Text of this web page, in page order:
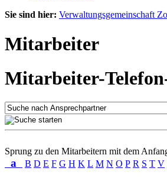
Sie sind hier: Verwaltungsgemeinschaft
Mitarbeiter
Mitarbeiter-
Sprung zu den Mitarbeitern mit dem
a B D E F G H K L M N O P R S T V